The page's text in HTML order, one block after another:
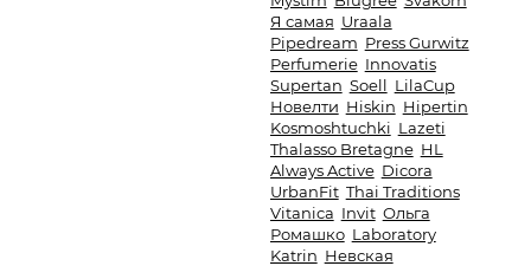
Я самая Uraala
Pipedream Press Gurwitz
Perfumerie Innovatis
Supertan Soell LilaCup
Новелти Hiskin Hipertin
Kosmoshtuchki Lazeti
Thalasso Bretagne HL
Always Active Dicora
UrbanFit Thai Traditions
Vitanica Invit Ольга
Ромашко Laboratory
Katrin Невская